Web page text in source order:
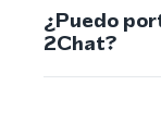
¿Puedo
2Chat?